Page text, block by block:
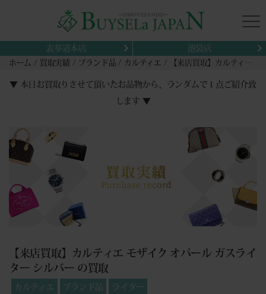
表参道本店 池袋店
ホーム 買取実績 ブランド品 カルティエ 【来店買取】カルティエ モザイク オパール ガスライター シルバー の買取
▼ 本日お買取りさせて頂いたお品物から、ランダムで１点ご紹介致
します ▼
【来店買取】カルティエ モザイク オパール ガスライ
ター シルバー の買取
カルティエ ブランド品 ライター